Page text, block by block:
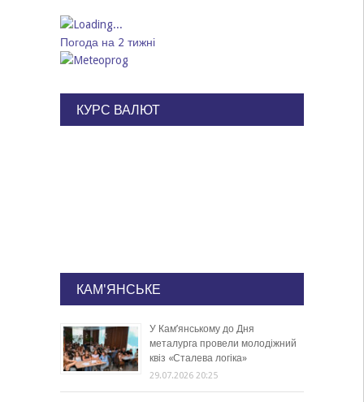
Погода на 2 тижні
КУРС ВАЛЮТ
КАМ'ЯНСЬКЕ
У Кам’янському до Дня
металурга провели молодіжний
квіз «Сталева логіка»
29.07.2026 20:25